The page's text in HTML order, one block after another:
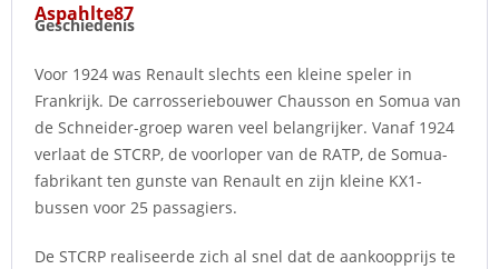
Aspahlte87
Geschiedenis
Voor 1924 was Renault slechts een kleine speler in
Frankrijk. De carrosseriebouwer Chausson en Somua van
de Schneider-groep waren veel belangrijker. Vanaf 1924
verlaat de STCRP, de voorloper van de RATP, de Somua-
fabrikant ten gunste van Renault en zijn kleine KX1-
bussen voor 25 passagiers.
De STCRP realiseerde zich al snel dat de aankoopprijs te